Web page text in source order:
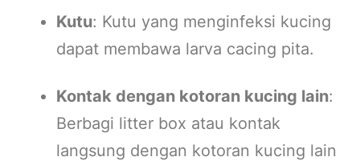
Kutu: Kutu yang menginfeksi kucing
dapat membawa larva cacing pita.
Kontak dengan kotoran kucing lain:
Berbagi litter box atau kontak
langsung dengan kotoran kucing lain